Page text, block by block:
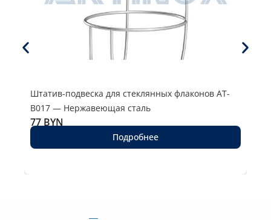
Штатив-подвеска для стеклянных флаконов AT-
B017 — Нержавеющая сталь
77 BYN
Подробнее